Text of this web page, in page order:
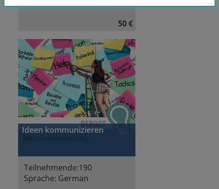
50 €
Ideen kommunizieren
Teilnehmende:190
Sprache: German